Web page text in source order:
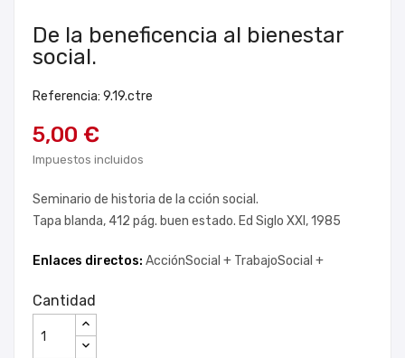
De la beneficencia al bienestar
social.
Referencia: 9.19.ctre
5,00 €
Impuestos incluidos
Seminario de historia de la cción social.
Tapa blanda, 412 pág. buen estado. Ed Siglo XXI, 1985
Enlaces directos: AcciónSocial + TrabajoSocial +
Cantidad